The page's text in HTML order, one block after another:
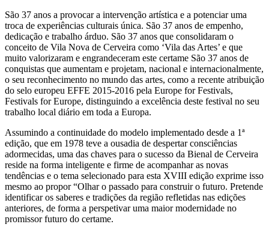
São 37 anos a provocar a intervenção artística e a potenciar uma
troca de experiências culturais única. São 37 anos de empenho,
dedicação e trabalho árduo. São 37 anos que consolidaram o
conceito de Vila Nova de Cerveira como ‘Vila das Artes’ e que
muito valorizaram e engrandeceram este certame São 37 anos de
conquistas que aumentam e projetam, nacional e internacionalmente,
o seu reconhecimento no mundo das artes, como a recente atribuição
do selo europeu EFFE 2015-2016 pela Europe for Festivals,
Festivals for Europe, distinguindo a excelência deste festival no seu
trabalho local diário em toda a Europa.
Assumindo a continuidade do modelo implementado desde a 1ª
edição, que em 1978 teve a ousadia de despertar consciências
adormecidas, uma das chaves para o sucesso da Bienal de Cerveira
reside na forma inteligente e firme de acompanhar as novas
tendências e o tema selecionado para esta XVIII edição exprime isso
mesmo ao propor “Olhar o passado para construir o futuro. Pretende
identificar os saberes e tradições da região refletidas nas edições
anteriores, de forma a perspetivar uma maior modernidade no
promissor futuro do certame.